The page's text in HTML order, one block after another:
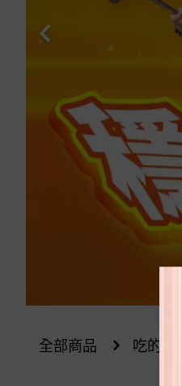
全部商品 吃的保養